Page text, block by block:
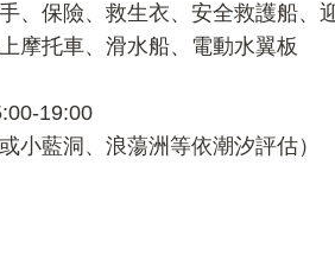
、保險、救生衣、安全救護船、
摩托車、滑水船、電動水翼板
19:00
小藍洞、浪蕩洲等依潮汐評估）